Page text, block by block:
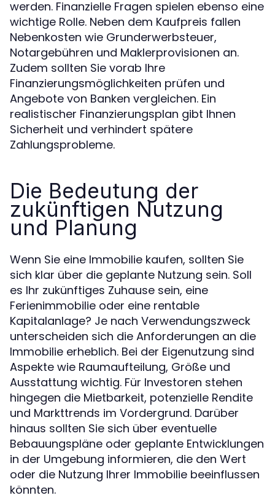
werden. Finanzielle Fragen spielen ebenso eine
wichtige Rolle. Neben dem Kaufpreis fallen
Nebenkosten wie Grunderwerbsteuer,
Notargebühren und Maklerprovisionen an.
Zudem sollten Sie vorab Ihre
Finanzierungsmöglichkeiten prüfen und
Angebote von Banken vergleichen. Ein
realistischer Finanzierungsplan gibt Ihnen
Sicherheit und verhindert spätere
Zahlungsprobleme.
Die Bedeutung der
zukünftigen Nutzung
und Planung
Wenn Sie eine Immobilie kaufen, sollten Sie
sich klar über die geplante Nutzung sein. Soll
es Ihr zukünftiges Zuhause sein, eine
Ferienimmobilie oder eine rentable
Kapitalanlage? Je nach Verwendungszweck
unterscheiden sich die Anforderungen an die
Immobilie erheblich. Bei der Eigenutzung sind
Aspekte wie Raumaufteilung, Größe und
Ausstattung wichtig. Für Investoren stehen
hingegen die Mietbarkeit, potenzielle Rendite
und Markttrends im Vordergrund. Darüber
hinaus sollten Sie sich über eventuelle
Bebauungspläne oder geplante Entwicklungen
in der Umgebung informieren, die den Wert
oder die Nutzung Ihrer Immobilie beeinflussen
könnten.